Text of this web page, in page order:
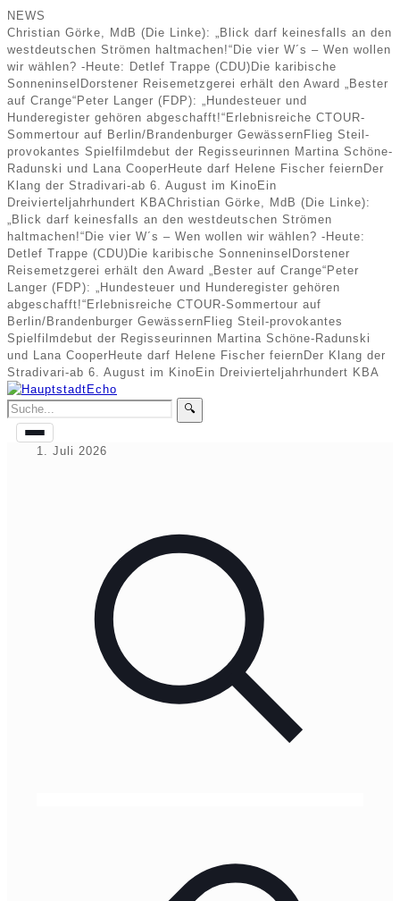
NEWS
Christian Görke, MdB (Die Linke): „Blick darf keinesfalls an den
westdeutschen Strömen haltmachen!“ Die vier W´s – Wen wollen
wir wählen? -Heute: Detlef Trappe (CDU) Die karibische
Sonneninsel Dorstener Reisemetzgerei erhält den Award „Bester
auf Crange“ Peter Langer (FDP): „Hundesteuer und
Hunderegister gehören abgeschafft!“ Erlebnisreiche CTOUR-
Sommertour auf Berlin/Brandenburger Gewässern Flieg Steil-
provokantes Spielfilmdebut der Regisseurinnen Martina Schöne-
Radunski und Lana Cooper Heute darf Helene Fischer feiern Der
Klang der Stradivari-ab 6. August im Kino Ein
Dreivierteljahrhundert KBAChristian Görke, MdB (Die Linke):
„Blick darf keinesfalls an den westdeutschen Strömen
haltmachen!“ Die vier W´s – Wen wollen wir wählen? -Heute:
Detlef Trappe (CDU) Die karibische Sonneninsel Dorstener
Reisemetzgerei erhält den Award „Bester auf Crange“ Peter
Langer (FDP): „Hundesteuer und Hunderegister gehören
abgeschafft!“ Erlebnisreiche CTOUR-Sommertour auf
Berlin/Brandenburger Gewässern Flieg Steil-provokantes
Spielfilmdebut der Regisseurinnen Martina Schöne-Radunski
und Lana Cooper Heute darf Helene Fischer feiern Der Klang der
Stradivari-ab 6. August im Kino Ein Dreivierteljahrhundert KBA
🔍
1. Juli 2026